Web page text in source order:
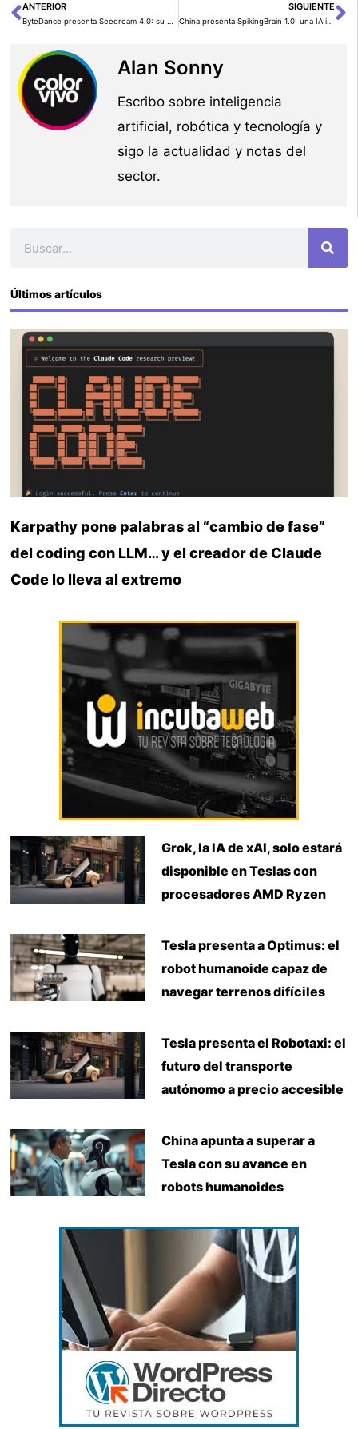
Ant
ANTERIOR SIGUIENTE
Alan Sonny
Escribo sobre inteligencia
artificial, robótica y tecnología y
sigo la actualidad y notas del
sector.
Últimos artículos
Karpathy pone palabras al “cambio de fase”
del coding con LLM… y el creador de Claude
Code lo lleva al extremo
Grok, la IA de xAI, solo estará
disponible en Teslas con
procesadores AMD Ryzen
Tesla presenta a Optimus: el
robot humanoide capaz de
navegar terrenos difíciles
Tesla presenta el Robotaxi: el
futuro del transporte
autónomo a precio accesible
China apunta a superar a
Tesla con su avance en
robots humanoides